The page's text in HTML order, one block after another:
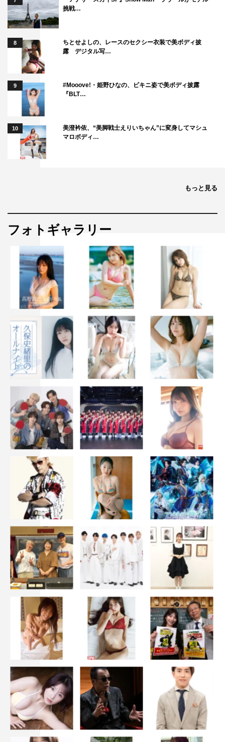
挑戦…
8
ちとせよしの、レースのセクシー衣装で美ボディ披
露 デジタル写…
9
#Mooove!・姫野ひなの、ビキニ姿で美ボディ披露
『BLT…
10
美澄衿依、“美脚戦士えりいちゃん”に変身してマシュ
マロボディ…
もっと見る
フォトギャラリー